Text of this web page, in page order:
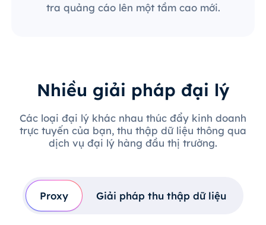
tra quảng cáo lên một tầm cao mới.
Nhiều giải pháp đại lý
Các loại đại lý khác nhau thúc đẩy kinh doanh
trực tuyến của bạn, thu thập dữ liệu thông qua
dịch vụ đại lý hàng đầu thị trường.
Proxy Giải pháp thu thập dữ liệu